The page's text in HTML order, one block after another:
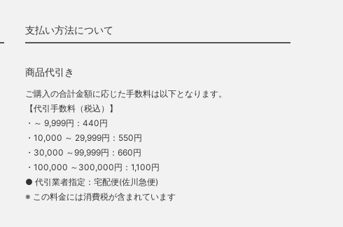
支払い方法について
商品代引き
ご購入の合計金額に応じた手数料は以下となります。
【代引手数料（税込）】
・～ 9,999円：440円
・10,000 ～ 29,999円：550円
・30,000 ～99,999円：660円
・100,000 ～300,000円：1,100円
● 代引業者指定：宅配便(佐川急便)
※ この料金には消費税が含まれています